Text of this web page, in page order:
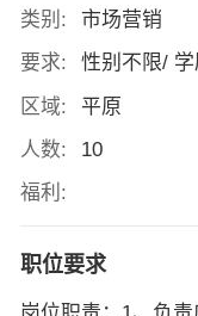
类别:
市场营销
要求:
性别不限/
区域:
平原
人数:
10
福利:
职位要求